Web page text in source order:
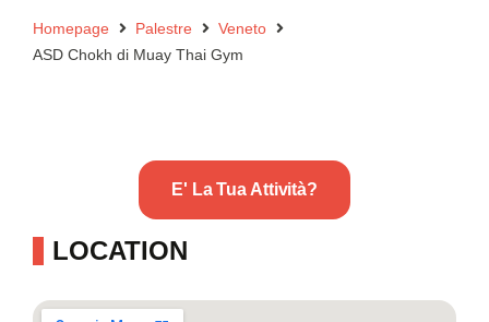
Homepage Palestre
Veneto
ASD Chokh di Muay Thai Gym
E' La Tua Attività?
LOCATION